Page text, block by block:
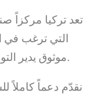
تعد تركيا مركزاً
التي ترغب في
موثوق يدير التوريد والتركيب والخدمات التقنية بدقة وكفاءة.
نقدّم دعماً كاملاً